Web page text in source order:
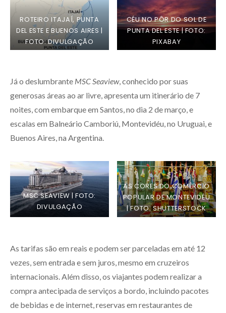
ROTEIRO ITAJAÍ, PUNTA
DEL ESTE E BUENOS AIRES |
FOTO: DIVULGAÇÃO
CÉU NO PÔR DO SOL DE
PUNTA DEL ESTE | FOTO:
PIXABAY
Já o deslumbrante MSC Seaview, conhecido por suas
generosas áreas ao ar livre, apresenta um itinerário de 7
noites, com embarque em Santos, no dia 2 de março, e
escalas em Balneário Camboriú, Montevidéu, no Uruguai, e
Buenos Aires, na Argentina.
MSC SEAVIEW | FOTO:
DIVULGAÇÃO
AS CORES DO COMÉRCIO
POPULAR DE MONTEVIDÉU
| FOTO: SHUTTERSTOCK
As tarifas são em reais e podem ser parceladas em até 12
vezes, sem entrada e sem juros, mesmo em cruzeiros
internacionais. Além disso, os viajantes podem realizar a
compra antecipada de serviços a bordo, incluindo pacotes
de bebidas e de internet, reservas em restaurantes de